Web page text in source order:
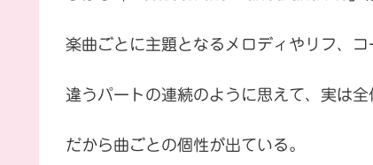
楽曲ごとに主題となるメロディやリフ、
違うパートの連続のように思えて、実は全
だから曲ごとの個性が出ている。